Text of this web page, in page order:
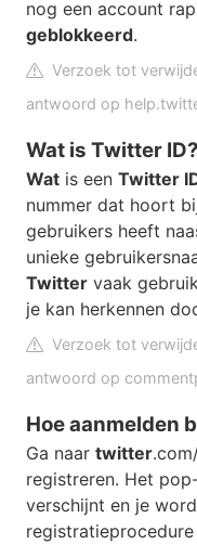
nog een account
geblokkeerd.
Verzoek tot
antwoord op
Wat is Twitter ID?
Wat is een Twitter
nummer dat hoort
gebruikers heeft
unieke
Twitter vaak
je kan herkennen
Verzoek tot
antwoord op
Hoe aanmelden
Ga naar twitter
registreren. Het
verschijnt en je